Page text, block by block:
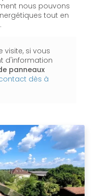
nous pouvons
tout en
si vous
d'information
panneaux
dès à